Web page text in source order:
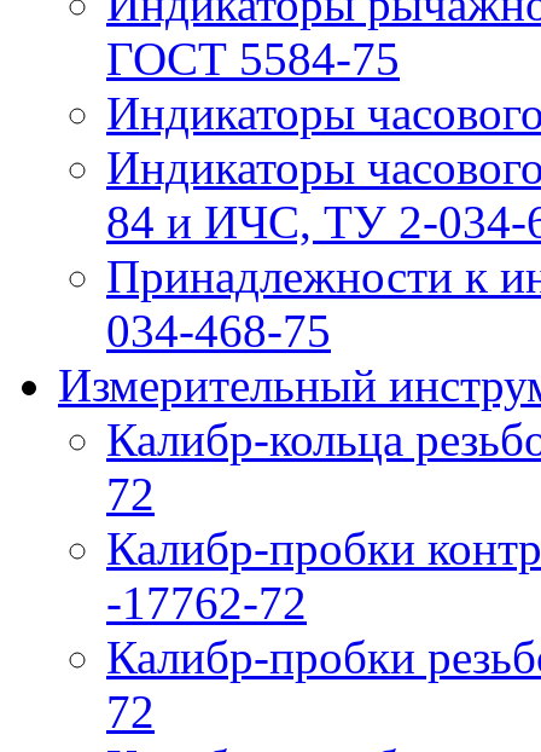
ГОСТ 5584-75
Индикаторы
Индикаторы
84 и ИЧС, ТУ 2-034-
Принадлежности к
034-468-75
Измерительный
Калибр-кольца
72
Калибр-пробки
-17762-72
Калибр-пробки
72